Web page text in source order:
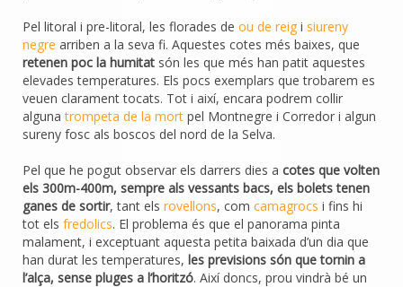
Pel litoral i pre-litoral, les florades de ou de reig i siureny
negre arriben a la seva fi. Aquestes cotes més baixes, que
retenen poc la humitat són les que més han patit aquestes
elevades temperatures. Els pocs exemplars que trobarem es
veuen clarament tocats. Tot i així, encara podrem collir
algunatrompeta de la mort pel Montnegre i Corredor i algun
sureny fosc als boscos del nord de la Selva.
Pel que he pogut observar els darrers dies a cotes que volten
els 300m-400m, sempre als vessants bacs, els bolets tenen
ganes de sortir, tant els rovellons, com camagrocs i fins hi
tot els fredolics. El problema és que el panorama pinta
malament, i exceptuant aquesta petita baixada d’un dia que
han durat les temperatures, les previsions són que tornin a
l’alça, sense pluges a l’horitzó. Així doncs, prou vindrà bé un